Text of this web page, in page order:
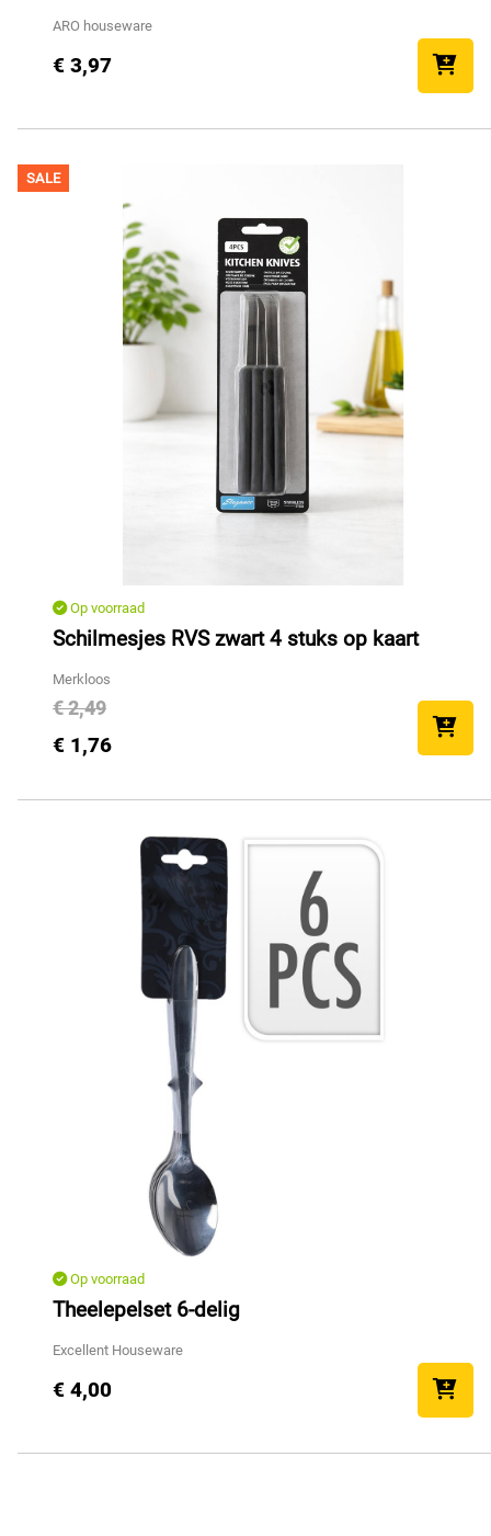
ARO houseware
€ 3,97
SALE
Op voorraad
Schilmesjes RVS zwart 4 stuks op kaart
Merkloos
€ 2,49
€ 1,76
Op voorraad
Theelepelset 6-delig
Excellent Houseware
€ 4,00